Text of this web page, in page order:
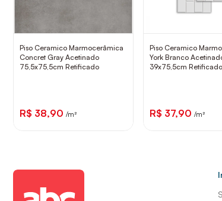
Piso Ceramico Marmocerâmica
Concret Gray Acetinado
75,5x75,5cm Retificado
R$ 38,90 /m²
Piso Ceramico
York Branco
39x75,5cm Retificado
R$ 37,90 /m²